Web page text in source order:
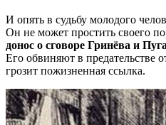
И опять в судьбу молодого
Он не может простить своего
донос о сговоре Гринёва и
Его обвиняют в предательстве
грозит пожизненная ссылка.